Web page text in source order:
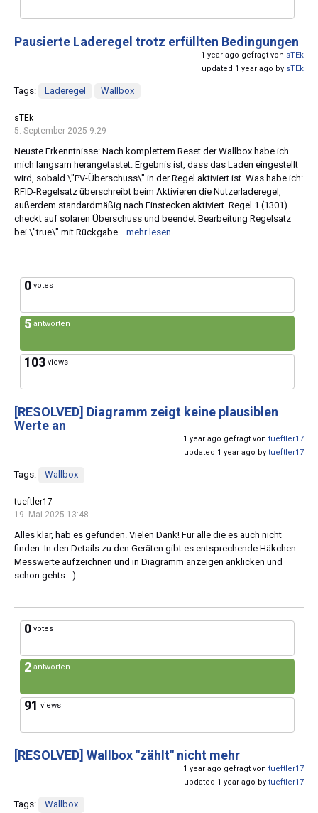
Pausierte Laderegel trotz erfüllten Bedingungen
1 year ago gefragt von sTEk
updated 1 year ago by sTEk
Tags: Laderegel Wallbox
sTEk
5. September 2025 9:29
Neuste Erkenntnisse: Nach komplettem Reset der Wallbox habe ich
mich langsam herangetastet. Ergebnis ist, dass das Laden eingestellt
wird, sobald \"PV-Überschuss\" in der Regel aktiviert ist. Was habe ich:
RFID-Regelsatz überschreibt beim Aktivieren die Nutzerladeregel,
außerdem standardmäßig nach Einstecken aktiviert. Regel 1 (1301)
checkt auf solaren Überschuss und beendet Bearbeitung Regelsatz
bei \"true\" mit Rückgabe
...mehr lesen
0 votes
5 antworten
103 views
[RESOLVED] Diagramm zeigt keine plausiblen
Werte an
1 year ago gefragt von tueftler17
updated 1 year ago by tueftler17
Tags: Wallbox
tueftler17
19. Mai 2025 13:48
Alles klar, hab es gefunden. Vielen Dank! Für alle die es auch nicht
finden: In den Details zu den Geräten gibt es entsprechende Häkchen -
Messwerte aufzeichnen und in Diagramm anzeigen anklicken und
schon gehts :-).
0 votes
2 antworten
91 views
[RESOLVED] Wallbox "zählt" nicht mehr
1 year ago gefragt von tueftler17
updated 1 year ago by tueftler17
Tags: Wallbox